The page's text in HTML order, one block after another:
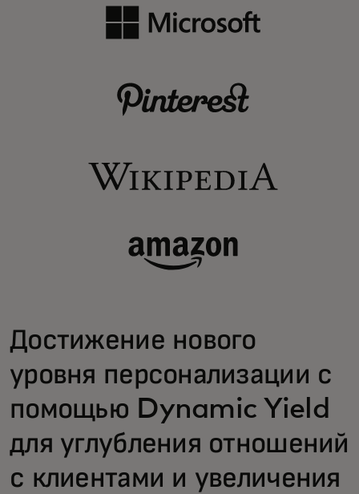
Достижение нового
уровня персонализации с
помощью Dynamic Yield
для углубления отношений
с клиентами и увеличения